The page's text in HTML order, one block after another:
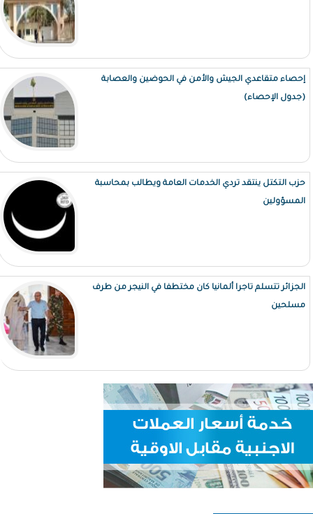
إحصاء متقاعدي الجيش والأمن في الحوضين والعصابة
(جدول الإحصاء)
حزب التكتل ينتقد تردي الخدمات العامة ويطالب بمحاسبة
المسؤولين
الجزائر تتسلم تاجرا ألمانيا كان مختطفا في النيجر من طرف
مسلحين